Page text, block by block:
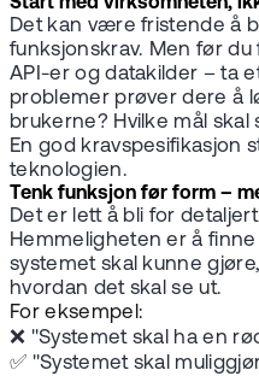
Start med virksomheten,
Det kan være fristende å
funksjonskrav. Men før
API-er og datakilder – ta
problemer prøver dere å
brukerne? Hvilke mål skal
En god kravspesifikasjon
teknologien.
Tenk funksjon før form –
Det er lett å bli for
Hemmeligheten er å
systemet skal kunne
hvordan det skal se ut.
For eksempel:
❌ "Systemet skal ha en
✅ "Systemet skal